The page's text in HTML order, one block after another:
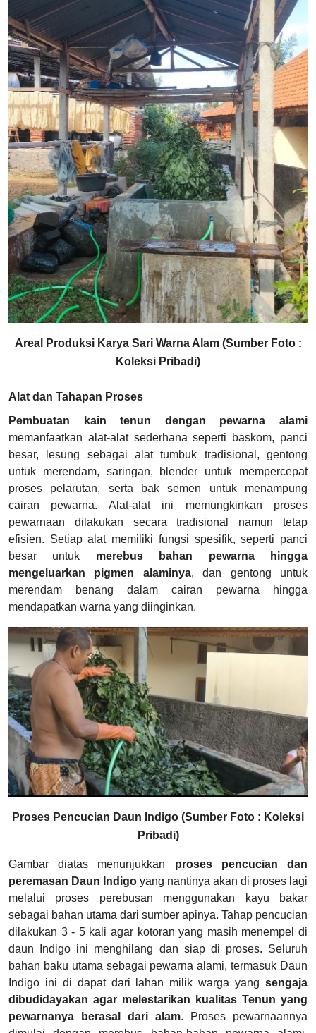
Areal Produksi Karya Sari Warna Alam (Sumber Foto :
Koleksi Pribadi)
Alat dan Tahapan Proses
Pembuatan kain tenun dengan pewarna alami
memanfaatkan alat-alat sederhana seperti baskom, panci
besar, lesung sebagai alat tumbuk tradisional, gentong
untuk merendam, saringan, blender untuk mempercepat
proses pelarutan, serta bak semen untuk menampung
cairan pewarna. Alat-alat ini memungkinkan proses
pewarnaan dilakukan secara tradisional namun tetap
efisien. Setiap alat memiliki fungsi spesifik, seperti panci
besar untuk merebus bahan pewarna hingga
mengeluarkan pigmen alaminya, dan gentong untuk
merendam benang dalam cairan pewarna hingga
mendapatkan warna yang diinginkan.
Proses Pencucian Daun Indigo (Sumber Foto : Koleksi
Pribadi)
Gambar diatas menunjukkan proses pencucian dan
peremasan Daun Indigo yang nantinya akan di proses lagi
melalui proses perebusan menggunakan kayu bakar
sebagai bahan utama dari sumber apinya. Tahap pencucian
dilakukan 3 - 5 kali agar kotoran yang masih menempel di
daun Indigo ini menghilang dan siap di proses. Seluruh
bahan baku utama sebagai pewarna alami, termasuk Daun
Indigo ini di dapat dari lahan milik warga yang sengaja
dibudidayakan agar melestarikan kualitas Tenun yang
pewarnanya berasal dari alam. Proses pewarnaannya